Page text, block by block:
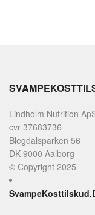
Lindholm Nutrition
cvr 37683736
Blegdalsparken 56
DK-9000 Aalborg
© Copyright 2025